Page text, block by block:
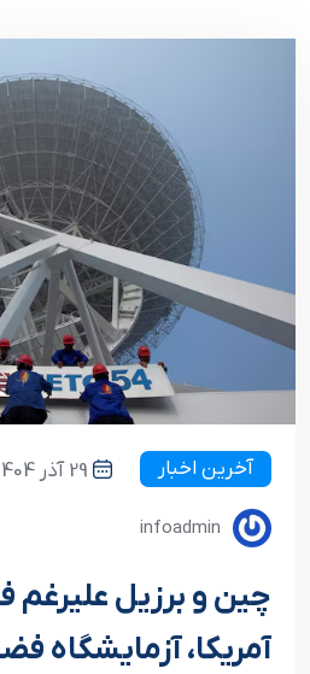
آخرین اخبار 29 آذر 1404
infoadmin
چین و برزیل علیرغم
آمریکا، آزمایشگاه